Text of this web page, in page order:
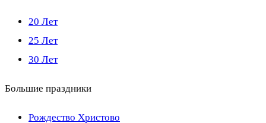
20 Лет
25 Лет
30 Лет
Большие праздники
Рождество Христово